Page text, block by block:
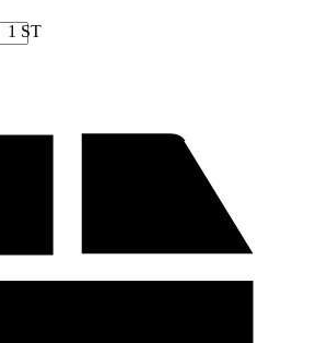
1 ST